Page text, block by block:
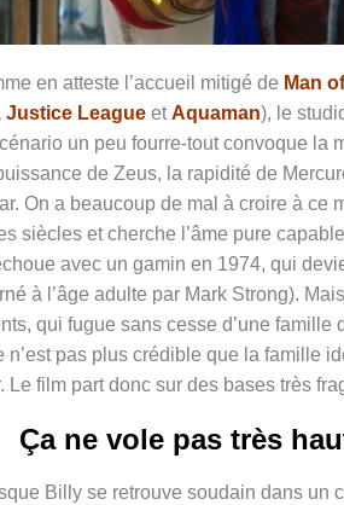
en atteste l’accueil mitigé de Man
Justice League etAquaman), le
un peu fourre-tout convoque la
de Zeus, la rapidité de
On a beaucoup de mal à croire à ce
siècles et cherche l’âme pure
avec un gamin en 1974, qui
à l’âge adulte par Mark Strong).
qui fugue sans cesse d’une famille
pas plus crédible que la famille
Le film part donc sur des bases très
Ça ne vole pas très
Billy se retrouve soudain dans un